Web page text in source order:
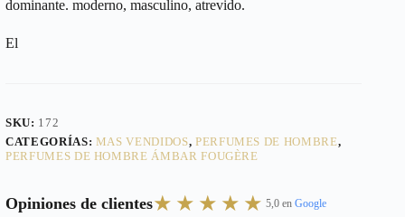
dominante. moderno, masculino, atrevido.
El
SKU: 172
CATEGORÍAS: MAS VENDIDOS, PERFUMES DE HOMBRE,
PERFUMES DE HOMBRE ÁMBAR FOUGÈRE
Opiniones de clientes★★★★★ 5,0 en Google